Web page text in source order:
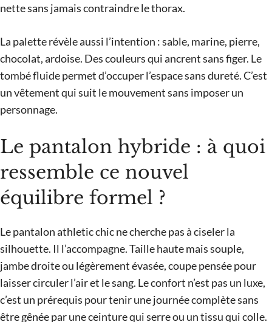
nette sans jamais contraindre le thorax.
La palette révèle aussi l’intention : sable, marine, pierre,
chocolat, ardoise. Des couleurs qui ancrent sans figer. Le
tombé fluide permet d’occuper l’espace sans dureté. C’est
un vêtement qui suit le mouvement sans imposer un
personnage.
Le pantalon hybride : à quoi
ressemble ce nouvel
équilibre formel ?
Le pantalon athletic chic ne cherche pas à ciseler la
silhouette. Il l’accompagne. Taille haute mais souple,
jambe droite ou légèrement évasée, coupe pensée pour
laisser circuler l’air et le sang. Le confort n’est pas un luxe,
c’est un prérequis pour tenir une journée complète sans
être gênée par une ceinture qui serre ou un tissu qui colle.